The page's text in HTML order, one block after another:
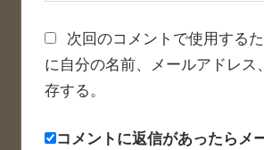
次回のコメントで使用する
に自分の名前、メールアドレス
存する。
コメントに返信があったらメ